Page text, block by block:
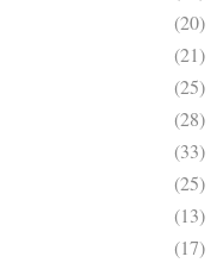
(20)
(21)
(25)
(28)
(33)
(25)
(13)
(17)